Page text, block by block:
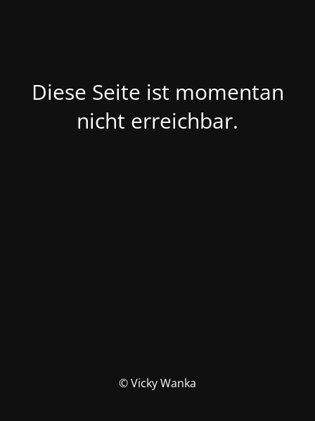
Diese Seite ist momentan
nicht erreichbar.
© Vicky Wanka